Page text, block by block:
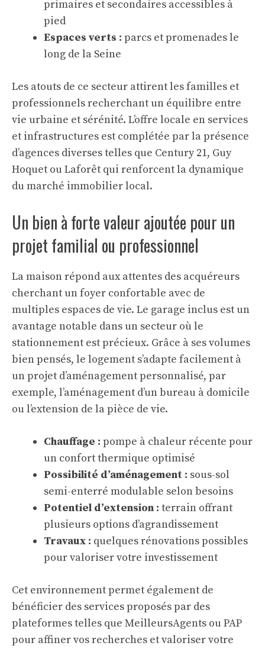
primaires et secondaires accessibles à
pied
Espaces verts : parcs et promenades le
long de la Seine
Les atouts de ce secteur attirent les familles et
professionnels recherchant un équilibre entre
vie urbaine et sérénité. L’offre locale en services
et infrastructures est complétée par la présence
d’agences diverses telles que Century 21, Guy
Hoquet ou Laforêt qui renforcent la dynamique
du marché immobilier local.
Un bien à forte valeur ajoutée pour un
projet familial ou professionnel
La maison répond aux attentes des acquéreurs
cherchant un foyer confortable avec de
multiples espaces de vie. Le garage inclus est un
avantage notable dans un secteur où le
stationnement est précieux. Grâce à ses volumes
bien pensés, le logement s’adapte facilement à
un projet d’aménagement personnalisé, par
exemple, l’aménagement d’un bureau à domicile
ou l’extension de la pièce de vie.
Chauffage : pompe à chaleur récente pour
un confort thermique optimisé
Possibilité d’aménagement : sous-sol
semi-enterré modulable selon besoins
Potentiel d’extension : terrain offrant
plusieurs options d’agrandissement
Travaux : quelques rénovations possibles
pour valoriser votre investissement
Cet environnement permet également de
bénéficier des services proposés par des
plateformes telles que MeilleursAgents ou PAP
pour affiner vos recherches et valoriser votre